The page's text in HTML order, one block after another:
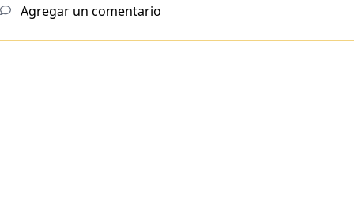
Agregar un comentario